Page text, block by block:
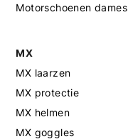
Motorschoenen dames
MX
MX laarzen
MX protectie
MX helmen
MX goggles